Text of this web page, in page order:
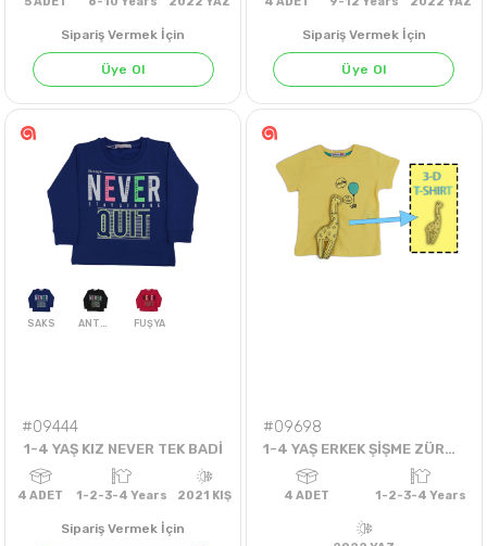
5ADET 6-10 Years
Sipariş Vermek İçin
Üye Ol
Sipariş Vermek İçin
Üye Ol
#09444
1-4 YAŞ KIZ NEVER TEK BADİ
Sipariş Vermek İçin
#09698
1-4 YAŞ ERKEK ŞİŞME ZÜRAFA TEK TİŞÖRT